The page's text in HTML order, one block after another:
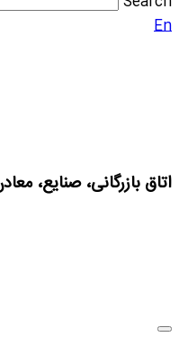
En
اتاق بازرگانی، صنایع،